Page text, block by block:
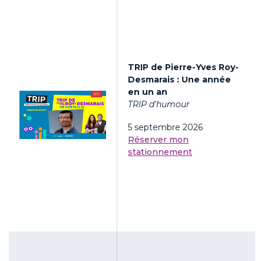
TRIP de Pierre-Yves Roy-
Desmarais : Une année
en un an
TRIP d'humour
5 septembre 2026
Réserver mon
stationnement